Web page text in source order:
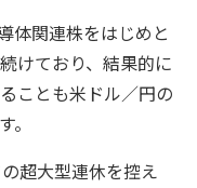
体関連株をはじめと
けており、結果的に
ことも米ドル／円の
超大型連休を控え